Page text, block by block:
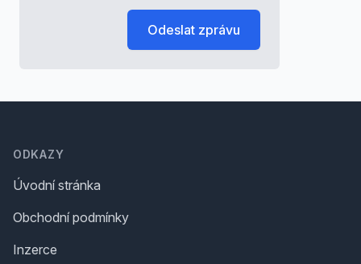
Odeslat zprávu
ODKAZY
Úvodní stránka
Obchodní podmínky
Inzerce